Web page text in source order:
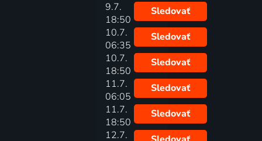
9.7.
18:50
Sledovať
10.7.
06:35
Sledovať
10.7.
18:50
Sledovať
11.7.
06:05
Sledovať
11.7.
18:50
Sledovať
12.7.